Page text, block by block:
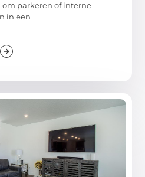
parkeren of interne
in een